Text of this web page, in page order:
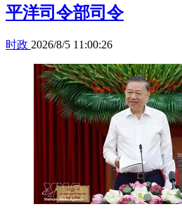
平洋司令部司令
时政 2026/8/5 11:00:26